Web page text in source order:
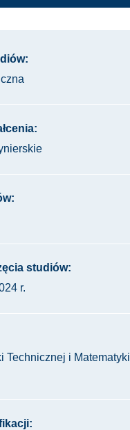
studiów:
r.
Technicznej i Matematyki